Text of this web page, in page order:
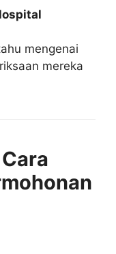
mengenai
mereka